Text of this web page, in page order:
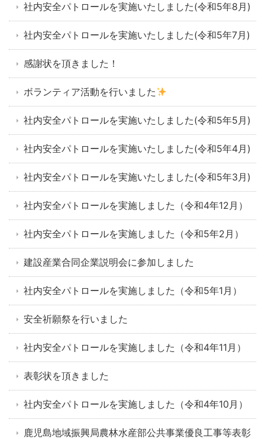
社内安全パトロールを実施いたしました(令和5年8月)
社内安全パトロールを実施いたしました(令和5年7月)
感謝状を頂きました！
ボランティア活動を行いました
社内安全パトロールを実施いたしました(令和5年5月)
社内安全パトロールを実施いたしました(令和5年4月)
社内安全パトロールを実施いたしました(令和5年3月)
社内安全パトロールを実施しました（令和4年12月）
社内安全パトロールを実施しました（令和5年2月）
建設産業合同企業説明会に参加しました
社内安全パトロールを実施しました（令和5年1月）
安全祈願祭を行いました
社内安全パトロールを実施しました（令和4年11月）
表彰状を頂きました
社内安全パトロールを実施しました（令和4年10月）
鹿児島地域振興局農林水産部公共事業優良工事等表彰